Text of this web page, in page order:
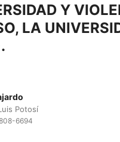
Y
LA
Potosí
6694